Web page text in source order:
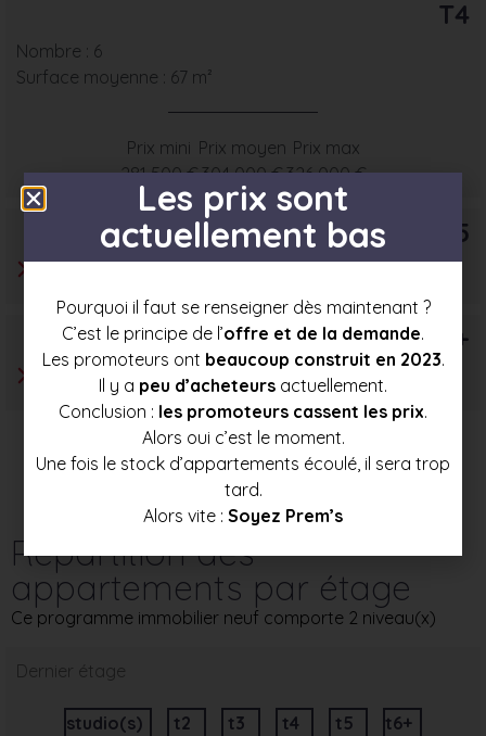
T4
Nombre : 6
Surface moyenne : 67 m²
Prix mini
281 500 €
Prix moyen
304 000 €
Prix max
326 000 €
T5
T6+
Répartition des
appartements par étage
Ce programme immobilier neuf comporte 2 niveau(x)
Dernier étage
studio(s) t2 t3
t4
t5 t6+
Les prix sont
actuellement bas
Pourquoi il faut se renseigner dès maintenant ?
C’est le principe de l’offre et de la demande.
Les promoteurs ont beaucoup construit en 2023.
Il y a peu d’acheteurs actuellement.
Conclusion : les promoteurs cassent les prix.
Alors oui c’est le moment.
Une fois le stock d’appartements écoulé, il sera trop
tard.
Alors vite : Soyez Prem’s